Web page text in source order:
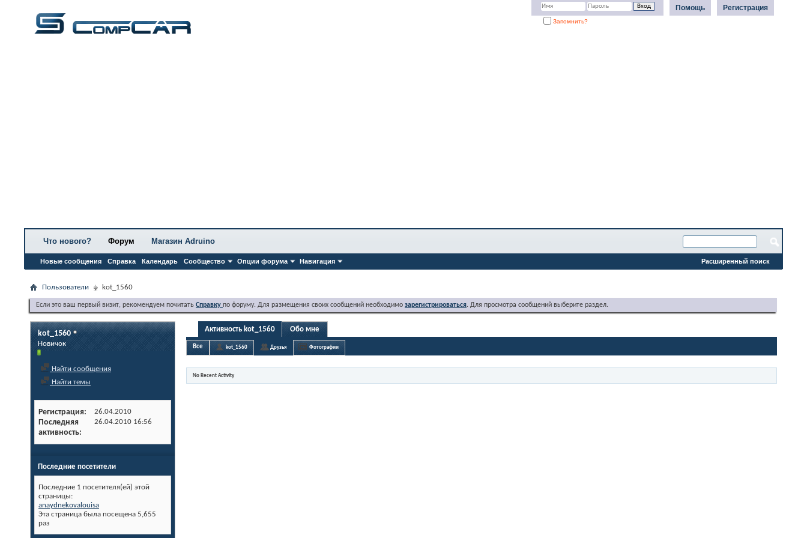
Регистрация
Помощь
Запомнить?
Что нового? Форум
Новые сообщения Справка Календарь Сообщество Опции форума Навигация
Магазин Adruino
Расширенный поиск
Пользователи kot_1560
Если это ваш первый визит, рекомендуем почитать Справку по форуму. Для размещения своих сообщений необходимо зарегистрироваться. Для просмотра сообщений выберите раздел.
kot_1560
Новичок
Найти сообщения
Найти темы
Регистрация 26.04.2010
Последняя
активность
26.04.2010 16:56
Последние посетители
Последние 1 посетителя(ей) этой
страницы:
anaydnekovalouisa
Эта страница была посещена 5,655
раз
Активность kot_1560 Обо мне
Все kot_1560 Друзья Фотографии
No Recent Activity